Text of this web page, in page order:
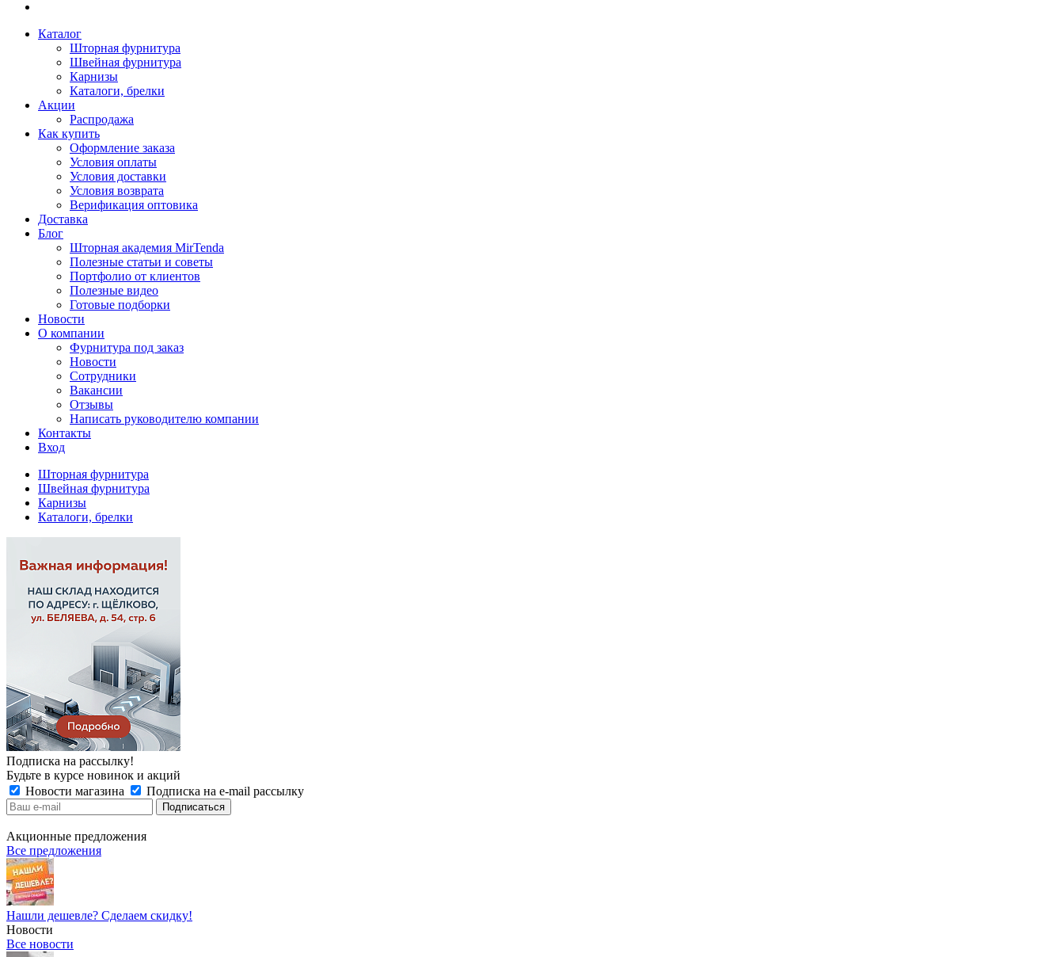
Каталог
Шторная фурнитура
Швейная фурнитура
Карнизы
Каталоги, брелки
Акции
Распродажа
Как купить
Оформление заказа
Условия оплаты
Условия доставки
Условия возврата
Верификация оптовика
Доставка
Блог
Шторная академия MirTenda
Полезные статьи и советы
Портфолио от клиентов
Полезные видео
Готовые подборки
Новости
О компании
Фурнитура под заказ
Новости
Сотрудники
Вакансии
Отзывы
Написать руководителю компании
Контакты
Вход
Шторная фурнитура
Швейная фурнитура
Карнизы
Каталоги, брелки
Подписка на рассылку!
Будьте в курсе новинок и акций
Новости магазина
Подписка на e-mail рассылку
Акционные предложения
Все предложения
Нашли дешевле? Сделаем скидку!
Новости
Все новости